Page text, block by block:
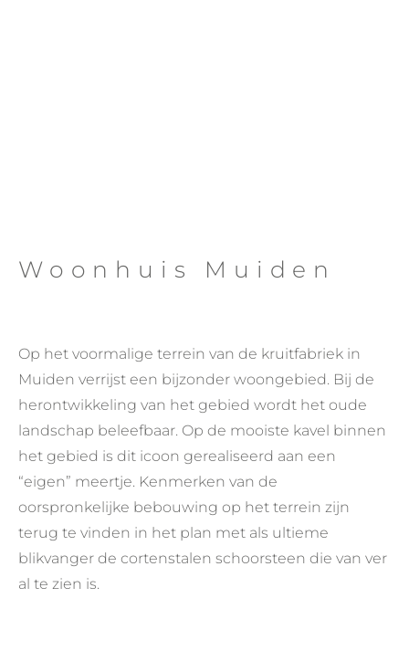
Klik
Woonhuis Muiden
Op het voormalige terrein van de kruitfabriek in
Muiden verrijst een bijzonder woongebied. Bij de
herontwikkeling van het gebied wordt het oude
landschap beleefbaar. Op de mooiste kavel binnen
het gebied is dit icoon gerealiseerd aan een
“eigen” meertje. Kenmerken van de
oorspronkelijke bebouwing op het terrein zijn
terug te vinden in het plan met als ultieme
blikvanger de cortenstalen schoorsteen die van ver
al te zien is.